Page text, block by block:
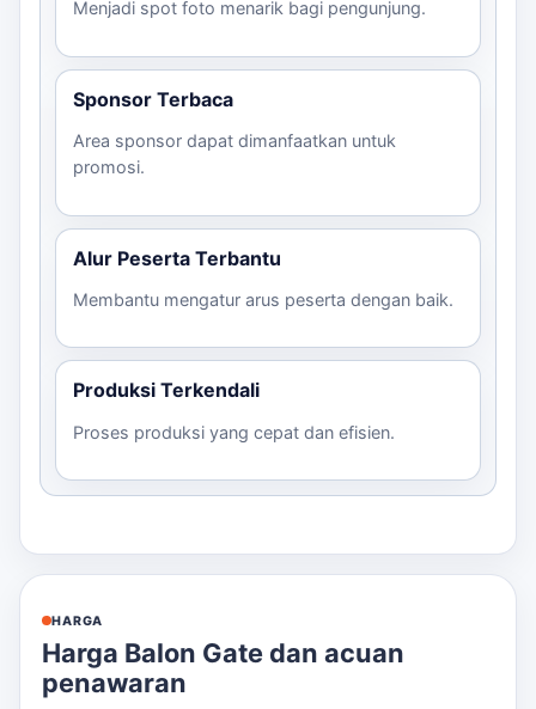
Menjadi spot foto menarik bagi pengunjung.
Sponsor Terbaca
Area sponsor dapat dimanfaatkan untuk
promosi.
Alur Peserta Terbantu
Membantu mengatur arus peserta dengan baik.
Produksi Terkendali
Proses produksi yang cepat dan efisien.
HARGA
Harga Balon Gate dan acuan
penawaran